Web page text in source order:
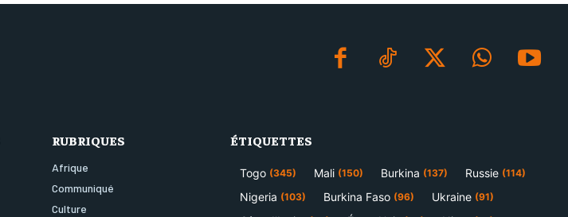
RUBRIQUES
Afrique
Communiqué
Culture
ÉTIQUETTES
Togo (345) Mali (150) Burkina (137) Russie (114)
Nigeria (103) Burkina Faso (96) Ukraine (91)